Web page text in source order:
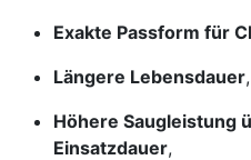
Exakte Passform für
Längere Lebensdauer,
Höhere Saugleistung
Einsatzdauer,